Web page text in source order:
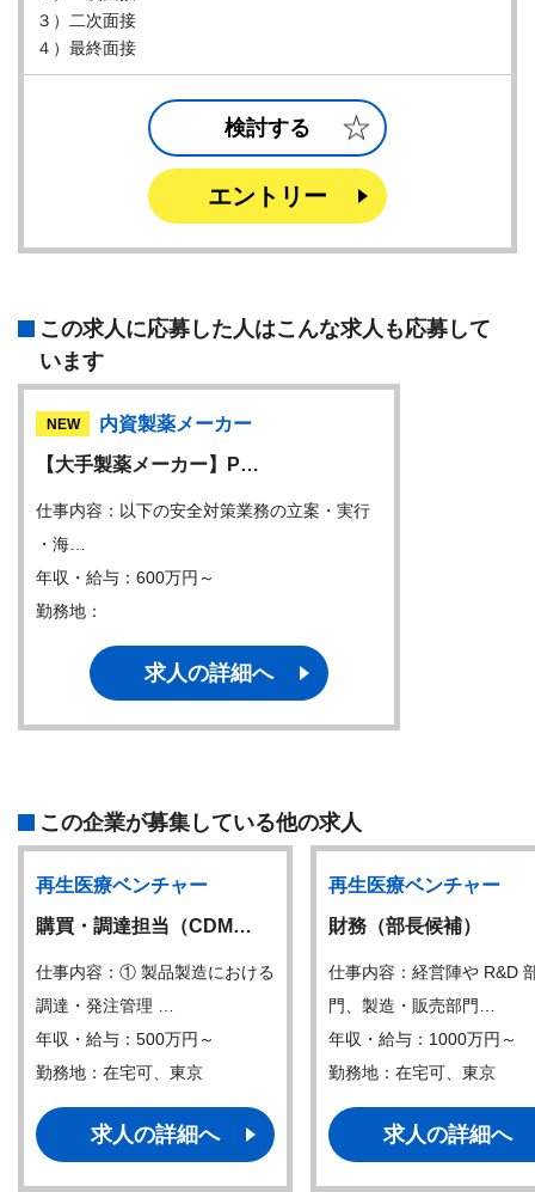
３）二次面接
４）最終面接
検討する
エントリー
この求人に応募した人はこんな求人も応募して
います
NEW
内資製薬メーカー
【大手製薬メーカー】P…
仕事内容：以下の安全対策業務の立案・実行
・海…
年収・給与：600万円～
勤務地：
求人の詳細へ
この企業が募集している他の求人
再生医療ベンチャー
購買・調達担当（CDM…
仕事内容：① 製品製造における
調達・発注管理 …
年収・給与：500万円～
勤務地：在宅可、東京
求人の詳細へ
再生医療ベンチャー
財務（部⾧候補）
仕事内容：経営陣や R&D
門、製造・販売部門…
年収・給与：1000万円～
勤務地：在宅可、東京
求人の詳細へ